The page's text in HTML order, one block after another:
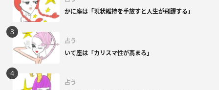
かに座は「現状維持を手放すと人生が飛躍する」
占う
いて座は「カリスマ性が高まる」
占う